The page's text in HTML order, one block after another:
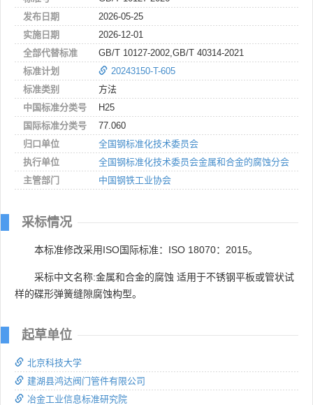
发布日期
2026-05-25
实施日期
2026-12-01
全部代替标准
GB/T 10127-2002,GB/T 40314-2021
标准计划
20243150-T-605
标准类别
方法
中国标准分类号
H25
国际标准分类号
77.060
归口单位
全国钢标准化技术委员会
执行单位
全国钢标准化技术委员会金属和合金的腐蚀分会
主管部门
中国钢铁工业协会
采标情况
本标准修改采用ISO国际标准：ISO 18070：2015。
采标中文名称:金属和合金的腐蚀 适用于不锈钢平板或管状试
样的碟形弹簧缝隙腐蚀构型。
起草单位
北京科技大学
建湖县鸿达阀门管件有限公司
冶金工业信息标准研究院